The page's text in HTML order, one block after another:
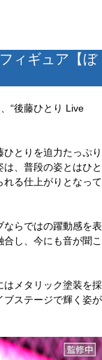
ィギュア【ぼ
“後藤ひとり Live
とりを迫力たっぷり
、普段の姿とはひと
る仕上がりとなって
らではの躍動感を表
し、今にも音が聞こ
メタリック塗装を採
ブステージで輝く姿が